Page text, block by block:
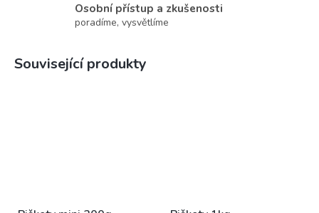
Osobní přístup a zkušenosti
poradíme, vysvětlíme
Související produkty